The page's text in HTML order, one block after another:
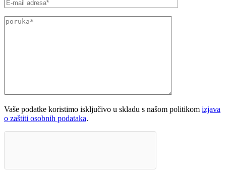
Vaše podatke koristimo isključivo u skladu s našom politikom izjava
o zaštiti osobnih podataka.